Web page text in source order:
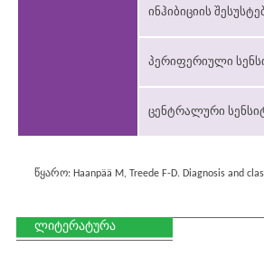
ინჰიბიციის
პერიფერიული
ცენტრალური
წყარო: Haanpää M, Treede F-D. Diagnosis and
ლიტერატურა